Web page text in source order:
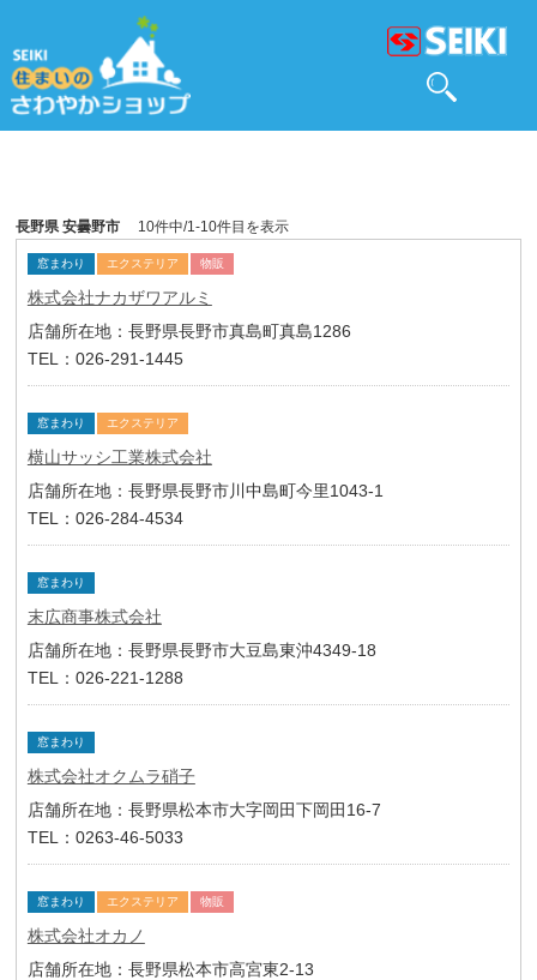
長野県 安曇野市 10件中/1-10件目を表示
窓まわり エクステリア 物販
株式会社ナカザワアルミ
店舗所在地：長野県長野市真島町真島1286
TEL：026-291-1445
窓まわり エクステリア
横山サッシ工業株式会社
店舗所在地：長野県長野市川中島町今里1043-1
TEL：026-284-4534
窓まわり
末広商事株式会社
店舗所在地：長野県長野市大豆島東沖4349-18
TEL：026-221-1288
窓まわり
株式会社オクムラ硝子
店舗所在地：長野県松本市大字岡田下岡田16-7
TEL：0263-46-5033
窓まわり エクステリア 物販
株式会社オカノ
店舗所在地：長野県松本市高宮東2-13